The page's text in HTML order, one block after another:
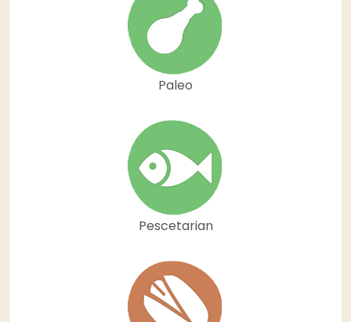
Paleo
Pescetarian